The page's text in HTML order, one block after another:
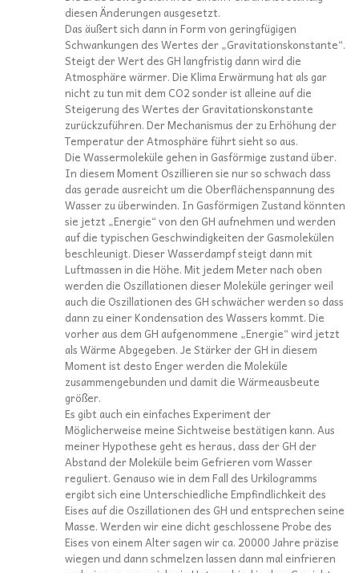
diesen Änderungen ausgesetzt.
Das äußert sich dann in Form von geringfügigen
Schwankungen des Wertes der „Gravitationskonstante“.
Steigt der Wert des GH langfristig dann wird die
Atmosphäre wärmer. Die Klima Erwärmung hat als gar
nicht zu tun mit dem CO2 sonder ist alleine auf die
Steigerung des Wertes der Gravitationskonstante
zurückzuführen. Der Mechanismus der zu Erhöhung der
Temperatur der Atmosphäre führt sieht so aus.
Die Wassermoleküle gehen in Gasförmige zustand über.
In diesem Moment Oszillieren sie nur so schwach dass
das gerade ausreicht um die Oberflächenspannung des
Wasser zu überwinden. In Gasförmigen Zustand könnten
sie jetzt „Energie“ von den GH aufnehmen und werden
auf die typischen Geschwindigkeiten der Gasmolekülen
beschleunigt. Dieser Wasserdampf steigt dann mit
Luftmassen in die Höhe. Mit jedem Meter nach oben
werden die Oszillationen dieser Moleküle geringer weil
auch die Oszillationen des GH schwächer werden so dass
dann zu einer Kondensation des Wassers kommt. Die
vorher aus dem GH aufgenommene „Energie“ wird jetzt
als Wärme Abgegeben. Je Stärker der GH in diesem
Moment ist desto Enger werden die Moleküle
zusammengebunden und damit die Wärmeausbeute
größer.
Es gibt auch ein einfaches Experiment der
Möglicherweise meine Sichtweise bestätigen kann. Aus
meiner Hypothese geht es heraus, dass der GH der
Abstand der Moleküle beim Gefrieren vom Wasser
reguliert. Genauso wie in dem Fall des Urkilogramms
ergibt sich eine Unterschiedliche Empfindlichkeit des
Eises auf die Oszillationen des GH und entsprechen seine
Masse. Werden wir eine dicht geschlossene Probe des
Eises von einem Alter sagen wir ca. 20000 Jahre präzise
wiegen und dann schmelzen lassen dann mal einfrieren